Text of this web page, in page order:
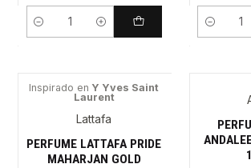
Cantidad Cantidad
Inspirado en Y Yves Saint
Laurent
Lattafa
PERFUME LATTAFA PRIDE
MAHARJAN GOLD